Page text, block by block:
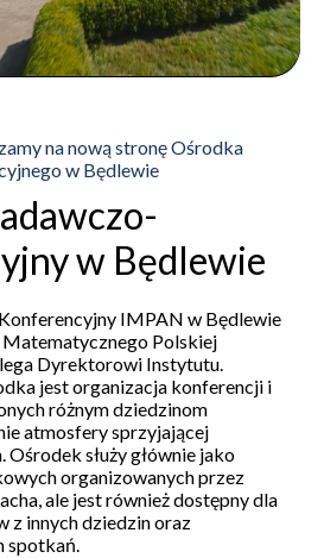
na nową stronę Ośrodka
w Będlewie
w Będlewie
IMPAN w Będlewie
Polskiej
Dyrektorowi Instytutu.
jest organizacja konferencji i
różnym dziedzinom
atmosfery sprzyjającej
służy głównie jako
organizowanych przez
ale jest również dostępny dla
z innych dziedzin oraz
spotkań.